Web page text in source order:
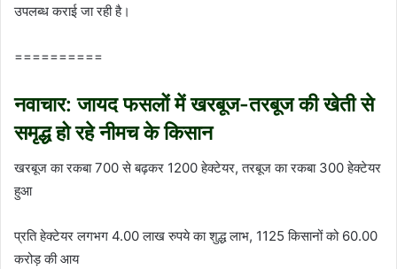
उपलब्ध कराई जा रही है।
==========
नवाचार: जायद फसलों में खरबूज-तरबूज की खेती से
समृद्ध हो रहे नीमच के किसान
खरबूज का रकबा 700 से बढ़कर 1200 हेक्टेयर, तरबूज का रकबा 300 हेक्टेयर
हुआ
प्रति हेक्टेयर लगभग 4.00 लाख रुपये का शुद्ध लाभ, 1125 किसानों को 60.00
करोड़ की आय